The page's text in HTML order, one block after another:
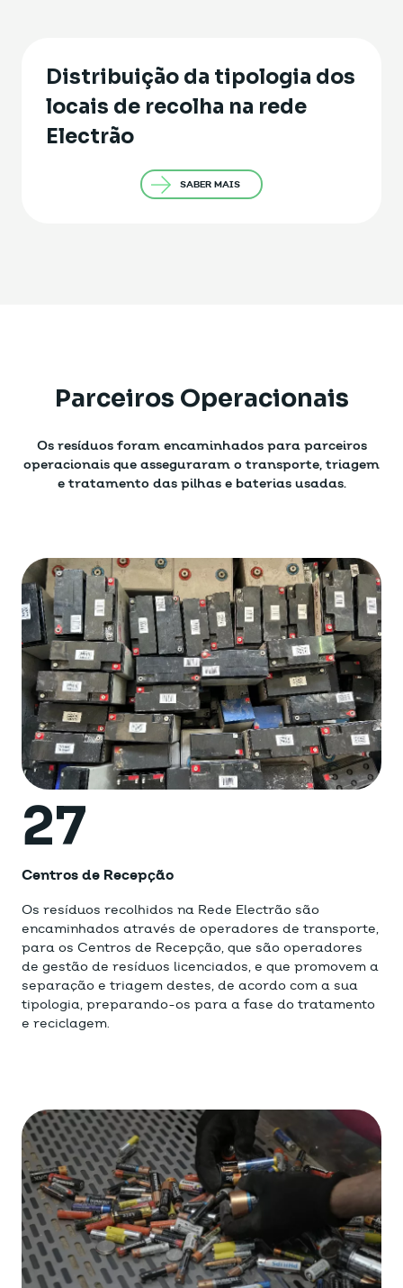
Distribuição da tipologia dos
locais de recolha na rede
Electrão
SABER MAIS
Distribuição da tipologia dos
locais de recolha na rede
Parceiros Operacionais
Os resíduos foram encaminhados para parceiros
operacionais que asseguraram o transporte, triagem
e tratamento das pilhas e baterias usadas.
27
Centros de Recepção
Os resíduos recolhidos na Rede Electrão são
encaminhados através de operadores de transporte,
para os Centros de Recepção, que são operadores
de gestão de resíduos licenciados, e que promovem a
separação e triagem destes, de acordo com a sua
tipologia, preparando-os para a fase do tratamento
e reciclagem.